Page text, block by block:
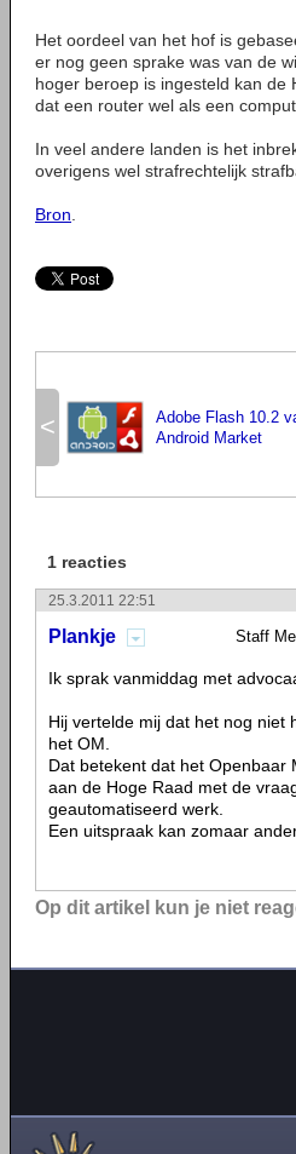
Het oordeel van het hof is
er nog geen sprake was van de
hoger beroep is ingesteld kan de
dat een router wel als een
In veel andere landen is het
overigens wel strafrechtelijk
Bron
<
Adobe Flash 10.2
Android Market
1 reacties
25.3.2011 22:51
Plankje Staff
Ik sprak vanmiddag met
Hij vertelde mij dat het nog niet
het OM.
Dat betekent dat het Openbaar
aan de Hoge Raad met de
geautomatiseerd werk.
Een uitspraak kan zomaar
Op dit artikel kun je niet